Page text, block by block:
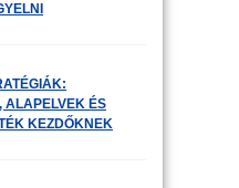
ALAPELVEK ÉS
KEZDŐKNEK